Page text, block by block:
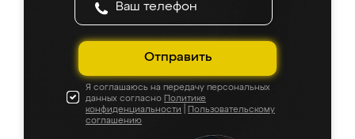
Отправить
Я соглашаюсь на передачу персональных
данных согласно Политике
конфиденциальности
Пользовательскому
соглашению